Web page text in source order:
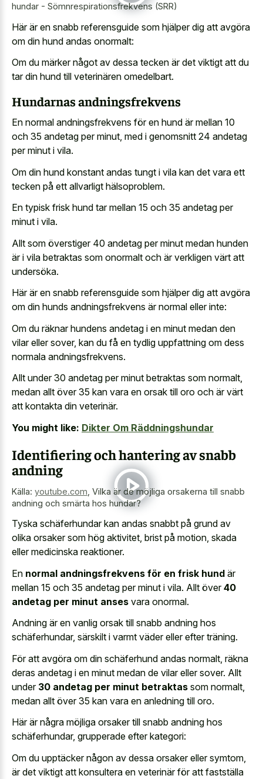
hundar - Sömnrespirationsfrekvens (SRR)
Här är en snabb referensguide som hjälper dig att avgöra
om din hund andas onormalt:
Om du märker något av dessa tecken är det viktigt att du
tar din hund till veterinären omedelbart.
Hundarnas andningsfrekvens
En normal andningsfrekvens för en hund är mellan 10
och 35 andetag per minut, med i genomsnitt 24 andetag
per minut i vila.
Om din hund konstant andas tungt i vila kan det vara ett
tecken på ett allvarligt hälsoproblem.
En typisk frisk hund tar mellan 15 och 35 andetag per
minut i vila.
Allt som överstiger 40 andetag per minut medan hunden
är i vila betraktas som onormalt och är verkligen värt att
undersöka.
Här är en snabb referensguide som hjälper dig att avgöra
om din hunds andningsfrekvens är normal eller inte:
Om du räknar hundens andetag i en minut medan den
vilar eller sover, kan du få en tydlig uppfattning om dess
normala andningsfrekvens.
Allt under 30 andetag per minut betraktas som normalt,
medan allt över 35 kan vara en orsak till oro och är värt
att kontakta din veterinär.
You might like: Dikter Om Räddningshundar
Identifiering och hantering av snabb
andning
Källa: youtube.com Vilka är de möjliga orsakerna till snabb
andning och smärta hos hundar?
Tyska schäferhundar kan andas snabbt på grund av
olika orsaker som hög aktivitet, brist på motion, skada
eller medicinska reaktioner.
En normal andningsfrekvens för en frisk hund är
mellan 15 och 35 andetag per minut i vila. Allt över40
andetag per minut anses vara onormal.
Andning är en vanlig orsak till snabb andning hos
schäferhundar, särskilt i varmt väder eller efter träning.
För att avgöra om din schäferhund andas normalt, räkna
deras andetag i en minut medan de vilar eller sover. Allt
under 30 andetag per minut betraktas som normalt,
medan allt över 35 kan vara en anledning till oro.
Här är några möjliga orsaker till snabb andning hos
schäferhundar, grupperade efter kategori:
Om du upptäcker någon av dessa orsaker eller symtom,
är det viktigt att konsultera en veterinär för att fastställa